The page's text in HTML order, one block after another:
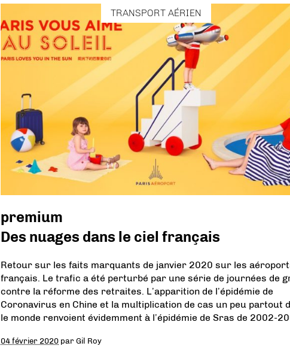
TRANSPORT AÉRIEN
premium
Des nuages dans le ciel français
Retour sur les faits marquants de janvier 2020 sur les
français. Le trafic a été perturbé par une série de journées de
contre la réforme des retraites. L’apparition de l’épidémie de
Coronavirus en Chine et la multiplication de cas un peu partout
le monde renvoient évidemment à l’épidémie de Sras de 2002-
04 février 2020 parGil Roy